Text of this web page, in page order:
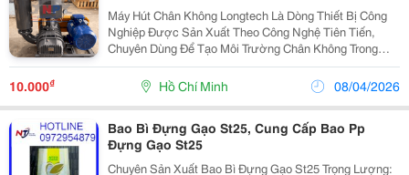
Máy Hút Chân Không Longtech Là Dòng Thiết Bị Công
Nghiệp Được Sản Xuất Theo Công Nghệ Tiên Tiến,
Chuyên Dùng Để Tạo Môi Trường Chân Không Trong
Nhiều Lĩnh Vực Sản Xuất. Sản Phẩm Được Thiết Kế
Tối Ưu Cho Khả Năng Hút Khí Mạnh Mẽ, Vận Hành Ổn
Định Và...
10.000₫ Hồ Chí Minh 08/04/2026
Bao Bì Đựng Gạo St25, Cung Cấp Bao Pp
Đựng Gạo St25
Chuyên Sản Xuất Bao Bì Đựng Gạo St25 Trọng Lượng: